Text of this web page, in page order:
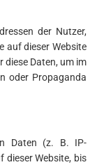
der Nutzer,
auf dieser Website
diese Daten, um im
oder Propaganda
Daten (z. B. IP-
dieser Website, bis